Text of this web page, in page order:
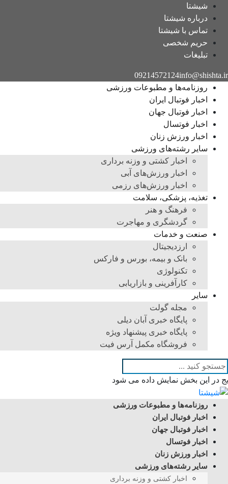
شیشتا
درباره شیشتا
تماس با شیشتا
حریم شخصی
تبلیغات
09214572124info@shishta.ir
روزنامه‌ها و مطبوعات ورزشی
اخبار فوتبال ایران
اخبار فوتبال جهان
اخبار فوتسال
اخبار ورزش زنان
سایر رشته‌های ورزشی
اخبار کشتی و وزنه برداری
اخبار ورزش‌های آبی
اخبار ورزش‌های رزمی
تغذیه، پزشکی، سلامت
فرهنگ و هنر
گردشگری و مهاجرت
صنعت و خدمات
ارزدیجیتال
بانک و بیمه، بورس و فارکس
تکنولوژی
کارآفرینی و بازاریابی
سایر
مجله گولت
پایگاه خبری آبان دیلی
پایگاه خبری پیشنهاد ویژه
فروشگاه مکمل آرس فیت
در این بخش نمایش داده می شود
روزنامه‌ها و مطبوعات ورزشی
اخبار فوتبال ایران
اخبار فوتبال جهان
اخبار فوتسال
اخبار ورزش زنان
سایر رشته‌های ورزشی
اخبار کشتی و وزنه برداری